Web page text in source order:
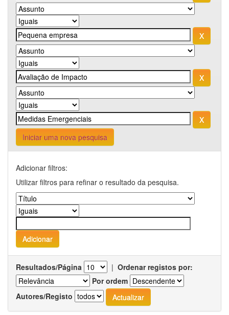
Iniciar uma nova pesquisa
Adicionar filtros:
Utilizar filtros para refinar o resultado da pesquisa.
Resultados/Página | Ordenar registos por:
Por ordem
Autores/Registo